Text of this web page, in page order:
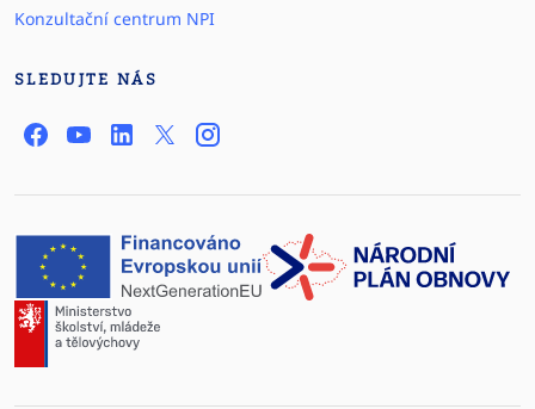
Konzultační centrum NPI
SLEDUJTE NÁS